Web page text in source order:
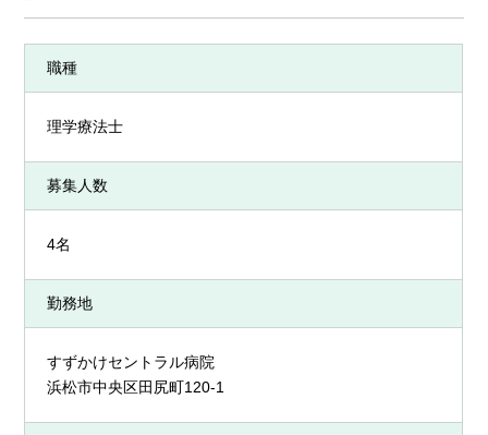
職種
理学療法士
募集人数
4名
勤務地
すずかけセントラル病院
浜松市中央区田尻町120-1